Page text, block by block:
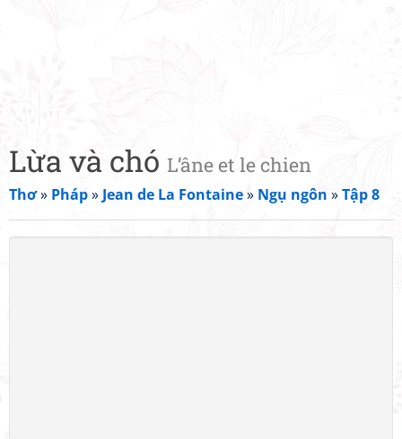
Lừa và chó L’âne et le chien
Thơ» Pháp» Jean de La Fontaine» Ngụ ngôn »Tập 8